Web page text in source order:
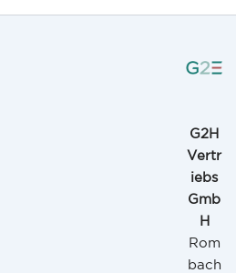
G2H
Vertr
iebs
Gmb
H
Rom
bach